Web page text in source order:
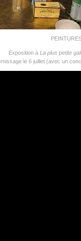
Exposition à La plus petite
le 6 juillet (avec un